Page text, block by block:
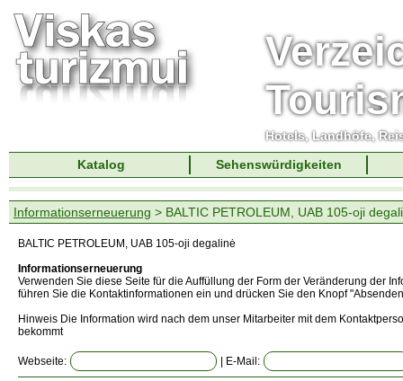
Hotels, Landhöfe,
Katalog
Sehenswürdigkeiten
Informationserneuerung > BALTIC PETROLEUM, UAB 105-oji
BALTIC PETROLEUM, UAB 105-oji degalinė
Informationserneuerung
Verwenden Sie diese Seite für die Auffüllung der Form der Veränderung der
führen Sie die Kontaktinformationen ein und drücken Sie den Knopf
Hinweis Die Information wird nach dem unser Mitarbeiter mit dem
bekommt
Webseite: | E-Mail: